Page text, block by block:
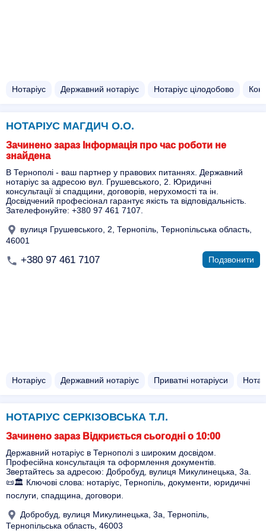
Нотаріус Державний нотаріус Нотаріус цілодобово
НОТАРІУС МАГДИЧ О.О.
Зачинено зараз Інформація про час роботи не
знайдена
В Тернополі - ваш партнер у правових питаннях. Державний
нотаріус за адресою вул. Грушевського, 2. Юридичні
консультації зі спадщини, договорів, нерухомості та ін.
Досвідчений професіонал гарантує якість та відповідальність.
Зателефонуйте: +380 97 461 7107.
вулиця Грушевського, 2, Тернопіль, Тернопільська область,
46001
+380 97 461 7107 Подзвонити
Нотаріус Державний нотаріус Приватні нотаріуси
НОТАРІУС СЕРКІЗОВСЬКА Т.Л.
Зачинено зараз Відкриється сьогодні о 10:00
Державний нотаріус в Тернополі з широким досвідом.
Професійна консультація та оформлення документів.
Звертайтесь за адресою: Добробуд, вулиця Микулинецька, 3а.
📜🏛️ Ключові слова: нотаріус, Тернопіль, документи, юридичні
послуги, спадщина, договори.
Добробуд, вулиця Микулинецька, 3а, Тернопіль,
Тернопільська область, 46003